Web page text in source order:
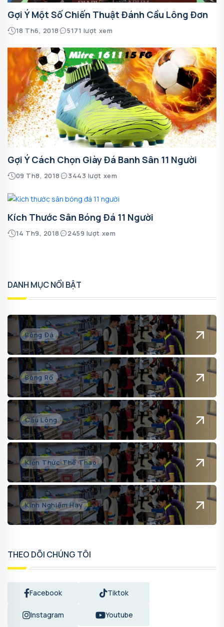
Gợi Ý Một Số Chiến Thuật Đánh Cầu Lông Đơn
18 Th6, 2018 5171 lượt xem
Gợi Ý Cách Chọn Giày Đá Banh Sân 11 Người
09 Th8, 2018 3443 lượt xem
Kích Thước Sân Bóng Đá 11 Người
14 Th9, 2018 2459 lượt xem
DANH MỤC NỔI BẬT
Bóng Đá
Bóng Rổ
Cầu Lông
Kiến Thức Thể Thao
Kinh Nghiệm Hay
THEO DÕI CHÚNG TÔI
Facebook Tiktok
Instagram Youtube